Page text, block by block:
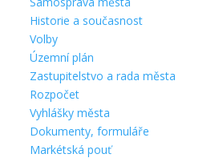
Historie a současnost
Volby
Územní plán
Zastupitelstvo a rada města
Rozpočet
Vyhlášky města
Dokumenty, formuláře
Markétská pouť